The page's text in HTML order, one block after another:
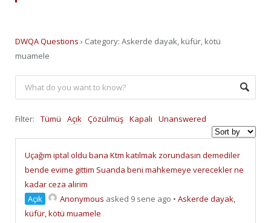
DWQA Questions › Category: Askerde dayak, küfür, kötü
muamele
Filter: Tümü Açık Çözülmüş Kapalı Unanswered
Uçağım iptal oldu bana Ktm katılmak zorundasın demediler
bende evime gittim Suanda beni mahkemeye verecekler ne
kadar ceza alirim
Açık
Anonymous asked 9 sene ago • Askerde dayak,
küfür, kötü muamele